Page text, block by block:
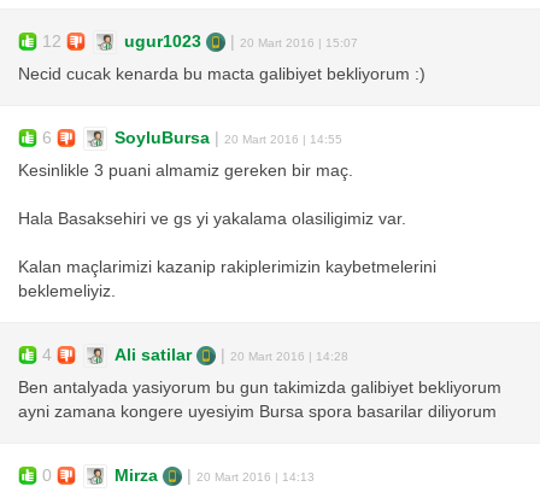
12 ugur1023 | 20 Mart 2016 | 15:07
Necid cucak kenarda bu macta galibiyet bekliyorum :)
6 SoyluBursa | 20 Mart 2016 | 14:55
Kesinlikle 3 puani almamiz gereken bir maç.
Hala Basaksehiri ve gs yi yakalama olasiligimiz var.
Kalan maçlarimizi kazanip rakiplerimizin kaybetmelerini
beklemeliyiz.
4 Ali satilar | 20 Mart 2016 | 14:28
Ben antalyada yasiyorum bu gun takimizda galibiyet bekliyorum
ayni zamana kongere uyesiyim Bursa spora basarilar diliyorum
0 Mirza | 20 Mart 2016 | 14:13